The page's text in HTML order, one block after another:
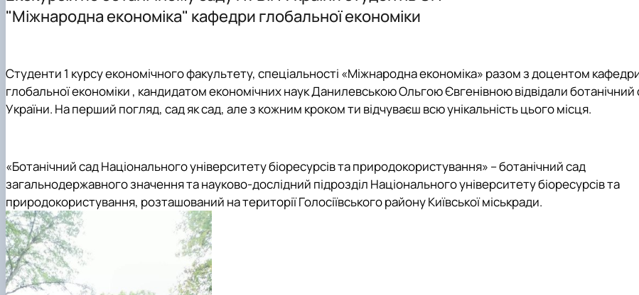
Офіційні документи
ОС "Магістр"
Навчально-методична робота
Тематика магістерських
Співпраця з підприємствами, установами, організаціями
Академічна мобільність
Академічна доброчесність
Психологічна підтримка
Обговорення ОП
Обговорення ОП
Буклети освітніх програм
Конференції
Курс мікрокваліфікацій "Навігатор з аквафермерства"
План дій з гендерної рівності та рівних можливостей
Науковий гурток "Глобалізація та європейська інтеграція"
Науковий гурток "Міжнародна економіка"
"Міжнародна економіка" кафедри глобальної економіки
Студенти 1 курсу економічного факультету, спеціальності «Міжнародна економіка» разом з доцентом
глобальної економіки , кандидатом економічних наук Данилевською Ольгою Євгенівною відвідали ботанічний
України. На перший погляд, сад як сад, але з кожним кроком ти відчуваєш всю унікальність цього місця.
«Ботанічний сад Національного університету біоресурсів та природокористування» – ботанічний сад
загальнодержавного значення та науково-дослідний підрозділ Національного університету біоресурсів та
природокористування, розташований на території Голосіївського району Київської міськради.